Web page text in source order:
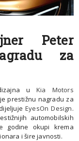
Peter
za
uKia Motors
je prestižnu nagradu za
EyesOn Design.
automobilskih
godine okupi krema
i šire javnosti.